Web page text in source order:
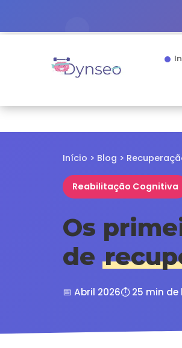
Início > Blog >
Reabilitação Cognitiva
Os
de
📅 Abril 2026⏱️ 25 min de